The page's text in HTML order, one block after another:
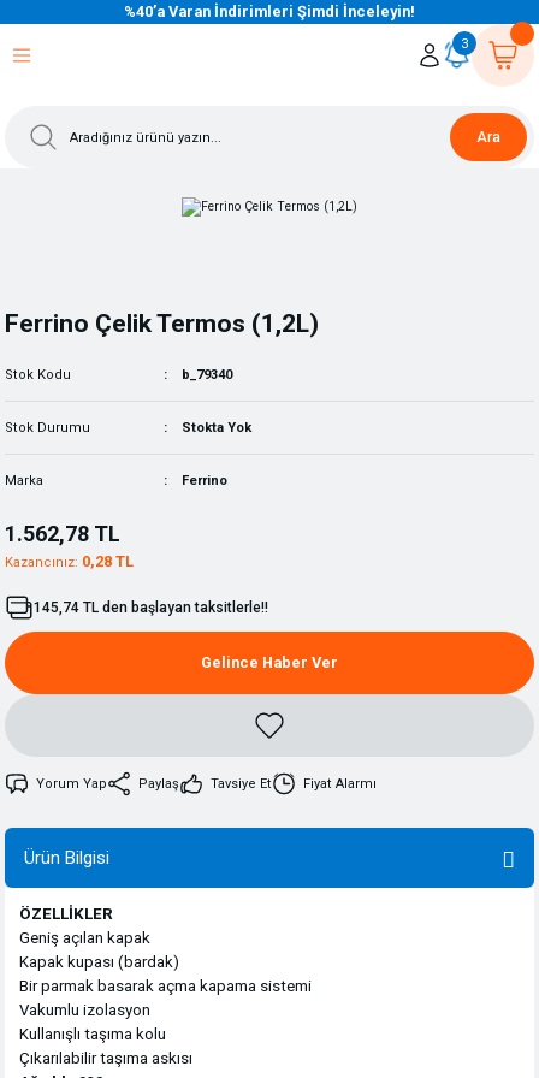
%40’a Varan İndirimleri Şimdi İnceleyin!
Ara
3
Ferrino Çelik Termos (1,2L)
Stok Kodu b_79340
Stok Durumu Stokta Yok
Marka Ferrino
1.562,78 TL
Kazancınız: 0,28 TL
145,74 TL den başlayan taksitlerle!!
Gelince Haber Ver
Yorum Yap Paylaş Tavsiye Et Fiyat Alarmı
Ürün Bilgisi
ÖZELLİKLER
Geniş açılan kapak
Kapak kupası (bardak)
Bir parmak basarak açma kapama sistemi
Vakumlu izolasyon
Kullanışlı taşıma kolu
Çıkarılabilir taşıma askısı